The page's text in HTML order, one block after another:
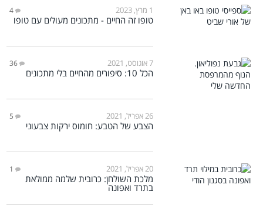
1 מרץ, 2023 4
טופו זה החיים - מתכונים מעולים עם טופו
7 אוגוסט, 2021 36
הכל 10: סיפורים מהחיים בלי מתכונים
26 אפריל, 2021 5
הצבע של הטבע: חומוס ירקות צבעוני
20 אפריל, 2021 1
מלכת השולחן: כרובית שלמה ממולאת
בתרד ואפונה